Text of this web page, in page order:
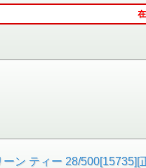
ン ティー 28/500[15735][